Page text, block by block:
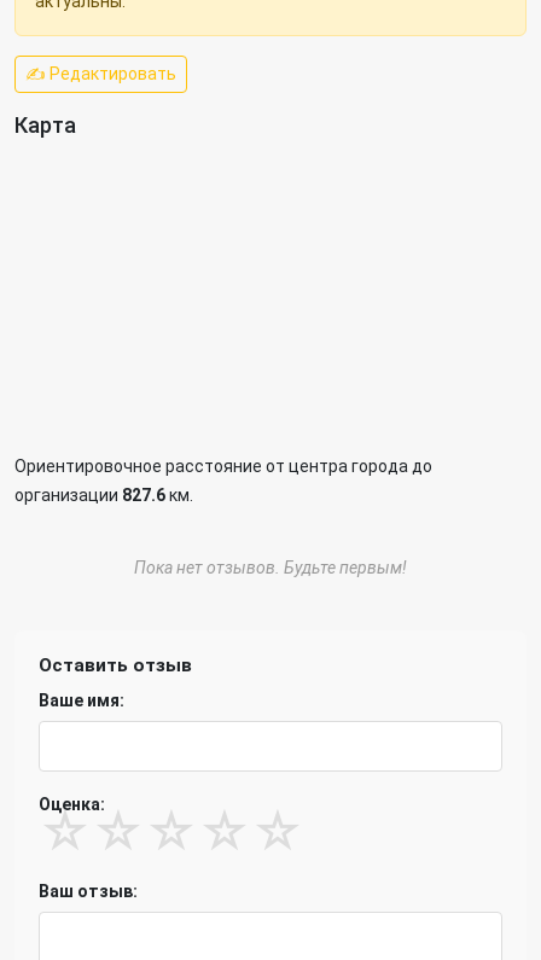
✍ Редактировать
Карта
Ориентировочное расстояние от центра города до
организации 827.6км.
Пока нет отзывов. Будьте первым!
Оставить отзыв
Ваше имя:
Оценка:
☆ ☆ ☆ ☆ ☆
Ваш отзыв: